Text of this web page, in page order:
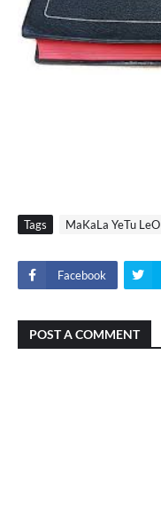
Tags MaKaLa YeTu LeO
Facebook
POST A COMMENT